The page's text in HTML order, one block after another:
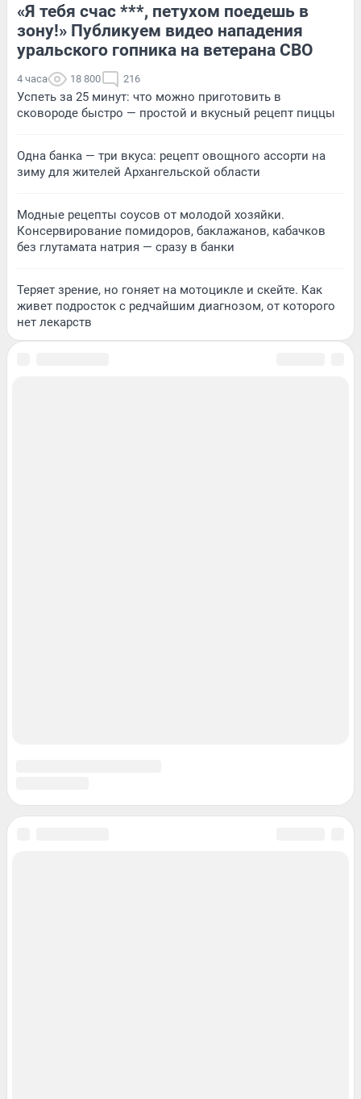
«Я тебя счас ***, петухом поедешь в
зону!» Публикуем видео нападения
уральского гопника на ветерана СВО
4 часа 18 800 216
Успеть за 25 минут: что можно приготовить в
сковороде быстро — простой и вкусный рецепт пиццы
Одна банка — три вкуса: рецепт овощного ассорти на
зиму для жителей Архангельской области
Модные рецепты соусов от молодой хозяйки.
Консервирование помидоров, баклажанов, кабачков
без глутамата натрия — сразу в банки
Теряет зрение, но гоняет на мотоцикле и скейте. Как
живет подросток с редчайшим диагнозом, от которого
нет лекарств